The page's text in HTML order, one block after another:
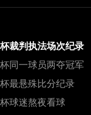
裁判执法场次纪录
同一球员两夺冠军
最悬殊比分纪录
球迷熬夜看球